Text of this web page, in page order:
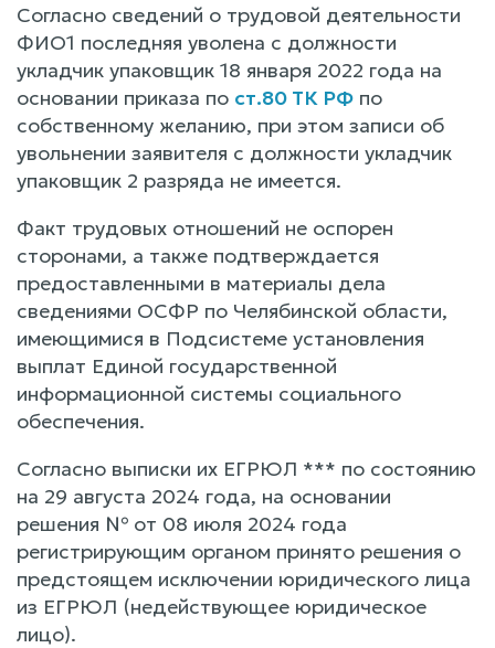
Согласно сведений о трудовой деятельности
ФИО1 последняя уволена с должности
укладчик упаковщик 18 января 2022 года на
основании приказа по ст.80 ТК РФ по
собственному желанию, при этом записи об
увольнении заявителя с должности укладчик
упаковщик 2 разряда не имеется.
Факт трудовых отношений не оспорен
сторонами, а также подтверждается
предоставленными в материалы дела
сведениями ОСФР по Челябинской области,
имеющимися в Подсистеме установления
выплат Единой государственной
информационной системы социального
обеспечения.
Согласно выписки их ЕГРЮЛ *** по состоянию
на 29 августа 2024 года, на основании
решения № от 08 июля 2024 года
регистрирующим органом принято решения о
предстоящем исключении юридического лица
из ЕГРЮЛ (недействующее юридическое
лицо).